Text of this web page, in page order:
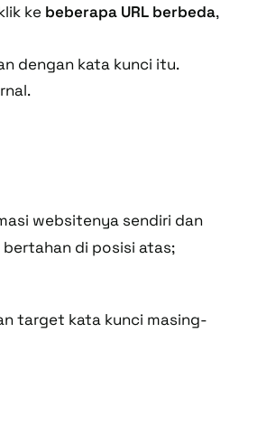
ke beberapa URL berbeda,
dengan kata kunci itu.
websitenya sendiri dan
di posisi atas;
target kata kunci masing-